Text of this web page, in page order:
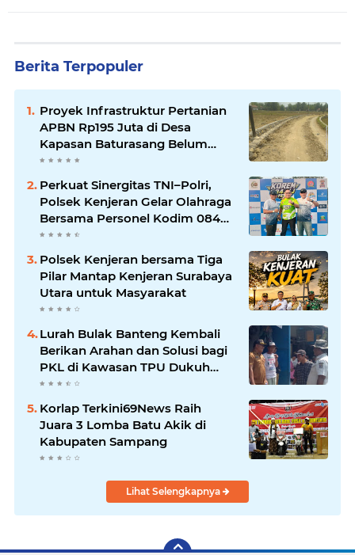
Berita Terpopuler
Proyek Infrastruktur Pertanian
APBN Rp195 Juta di Desa
Kapasan Baturasang Belum
Temui Titik Terang, Warga Minta
Perkuat Sinergitas TNI–Polri,
Polsek Kenjeran Gelar Olahraga
Bersama Personel Kodim 084
Kenjeran
Polsek Kenjeran bersama Tiga
Pilar Mantap Kenjeran Surabaya
Utara untuk Masyarakat
Lurah Bulak Banteng Kembali
Berikan Arahan dan Solusi bagi
PKL di Kawasan TPU Dukuh
Bulak Banteng Surabaya
Korlap Terkini69News Raih
Juara 3 Lomba Batu Akik di
Kabupaten Sampang
Lihat Selengkapnya